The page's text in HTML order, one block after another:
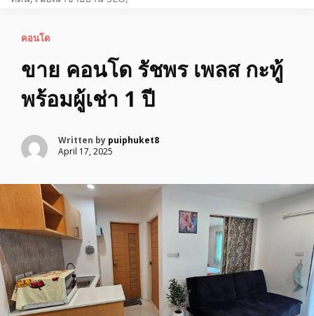
คอนโด
ขาย​ คอนโด​ รัชพร​ เพลส​ กะทู้​
พร้อมผู้เช่า​ 1​ ปี
Written by puiphuket8
April 17, 2025